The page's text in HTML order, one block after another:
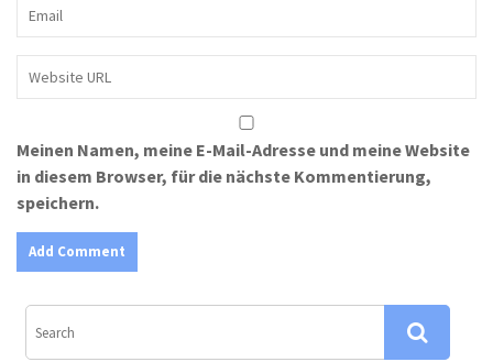
Meinen Namen, meine E-Mail-Adresse und meine Website
in diesem Browser, für die nächste Kommentierung,
speichern.